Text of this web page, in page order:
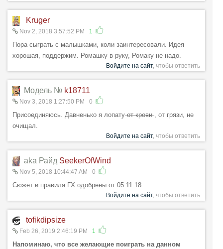
Kruger
Nov 2, 2018 3:57:52 PM 1
Пора сыграть с малышками, коли заинтересовали. Идея
хорошая, поддержим. Ромашку в руку, Ромаку не надо.
Войдите на сайт, чтобы ответить
Модель № k18711
Nov 3, 2018 1:27:50 PM 0
Присоединяюсь. Давненько я лопату ̶о̶т̶ ̶к̶р̶о̶в̶и̶ , от грязи, не
очищал.
Войдите на сайт, чтобы ответить
aka Райд SeekerOfWind
Nov 5, 2018 10:44:47 AM 0
Сюжет и правила ГХ одобрены от 05.11.18
Войдите на сайт, чтобы ответить
tofikdipsize
Feb 26, 2019 2:46:19 PM 1
Напоминаю, что все желающие поиграть на данном